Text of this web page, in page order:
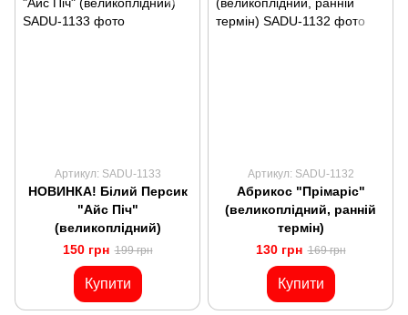
Артикул: SADU-1133
НОВИНКА! Білий Персик
"Айс Піч"
(великоплідний)
150 грн 199 грн
Купити
Артикул: SADU-1132
Абрикос "Прімаріс"
(великоплідний, ранній
термін)
130 грн 169 грн
Купити